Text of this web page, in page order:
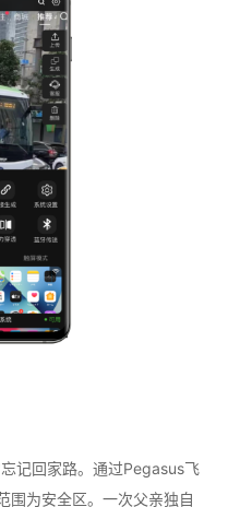
记回家路。通过Pegasus飞
围为安全区。一次父亲独自